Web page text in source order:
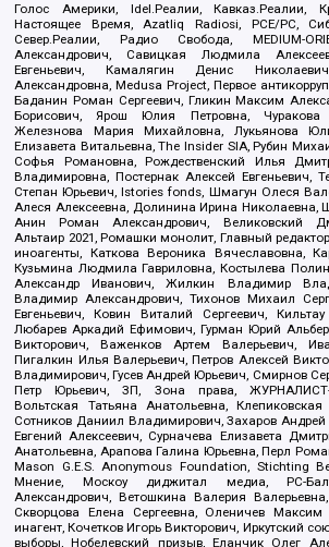
Голос Америки, Idel.Реалии, Кавказ.Реалии,
Настоящее Время, Azatliq Radiosi, PCE/PC,
Север.Реалии, Радио Свобода, MEDIUM-
Александрович, Савицкая Людмила
Евгеньевич, Камалягин Денис
Александровна, Medusa Project, Первое
Баданин Роман Сергеевич, Гликин Максим
Борисович, Ярош Юлия Петровна, Чуракова
Железнова Мария Михайловна, Лукьянова
Елизавета Витальевна, The Insider SIA, Рубин
Софья Романовна, Рождественский Илья
Владимировна, Постернак Алексей Евгеньевич,
Степан Юрьевич, Istories fonds, Шмагун Олеся
Алеся Алексеевна, Долинина Ирина Николаевна,
Анин Роман Александрович, Великовский
Альтаир 2021, Ромашки монолит, Главный
иноагенты, Каткова Вероника Вячеславовна,
Кузьмина Людмила Гавриловна, Костылева
Александр Иванович, Жилкин Владимир
Владимир Александрович, Тихонов Михаил
Евгеньевич, Ковин Виталий Сергеевич,
Любарев Аркадий Ефимович, Гурман Юрий
Викторович, Важенков Артем Валерьевич,
Пигалкин Илья Валерьевич, Петров Алексей
Владимирович, Гусев Андрей Юрьевич, Смирнов
Петр Юрьевич, ЗП, Зона права,
Вольтская Татьяна Анатольевна,
Сотников Даниил Владимирович, Захаров
Евгений Алексеевич, Сурначева Елизавета
Анатольевна, Арапова Галина Юрьевна, Перл
Mason G.E.S. Anonymous Foundation, Stichting
Мнение, Москоу диджитал медиа, РС-
Александрович, Ветошкина Валерия
Скворцова Елена Сергеевна, Оленичев
инагент, Кочетков Игорь Викторович, Иркутский
выборы, Нобелевский призыв, Еланчик Олег